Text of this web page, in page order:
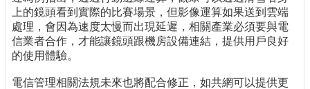
上的鏡頭看到實際的比賽場景，但影像運算如果送到雲端
處理，會因為速度太慢而出現延遲，相關產業必須要與電
信業者合作，才能讓鏡頭跟機房設備連結，提供用戶良好
的使用體驗。
電信管理相關法規未來也將配合修正，如共網可以提供更